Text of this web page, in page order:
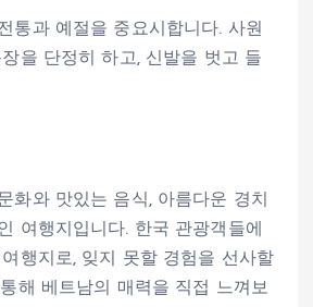
통과 예절을 중요시합니다. 사원
을 단정히 하고, 신발을 벗고 들
화와 맛있는 음식, 아름다운 경치
여행지입니다. 한국 관광객들에
행지로, 잊지 못할 경험을 선사할
해 베트남의 매력을 직접 느껴보